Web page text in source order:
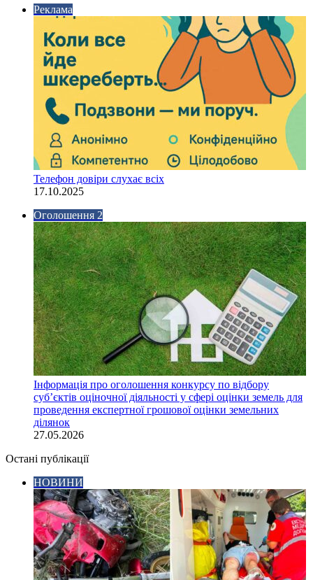
Реклама
Телефон довіри слухає всіх
17.10.2025
Оголошення 2
Інформація про оголошення конкурсу по відбору
суб’єктів оціночної діяльності у сфері оцінки земель для
проведення експертної грошової оцінки земельних
ділянок
27.05.2026
Остані публікації
НОВИНИ